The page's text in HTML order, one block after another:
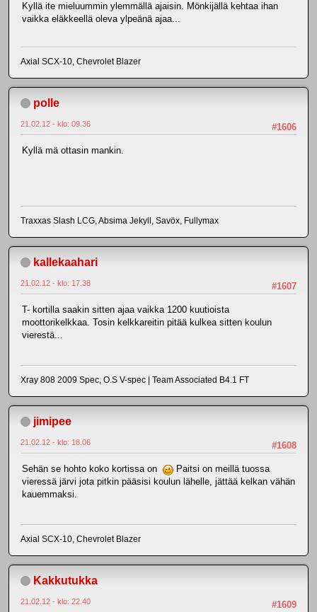
Kyllä ite mieluummin ylemmällä ajaisin. Mönkijällä kehtaa ihan
vaikka eläkkeellä oleva ylpeänä ajaa...
Axial SCX-10, Chevrolet Blazer
polle
#1606
21.02.12 - klo: 09.36
Kyllä mä ottasin mankin.
Traxxas Slash LCG, Absima Jekyll, Savöx, Fullymax
kallekaahari
#1607
21.02.12 - klo: 17.38
T- kortilla saakin sitten ajaa vaikka 1200 kuutioista
moottorikelkkaa. Tosin kelkkareitin pitää kulkea sitten koulun
vierestä...
Xray 808 2009 Spec, O.S V-spec | Team Associated B4.1 FT
jimipee
#1608
21.02.12 - klo: 18.06
Sehän se hohto koko kortissa on
Paitsi on meillä tuossa
vieressä järvi jota pitkin pääsisi koulun lähelle, jättää kelkan vähän
kauemmaksi.
Axial SCX-10, Chevrolet Blazer
Kakkutukka
#1609
21.02.12 - klo: 22.40